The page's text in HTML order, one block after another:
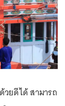
ยดีได้ สามารถ